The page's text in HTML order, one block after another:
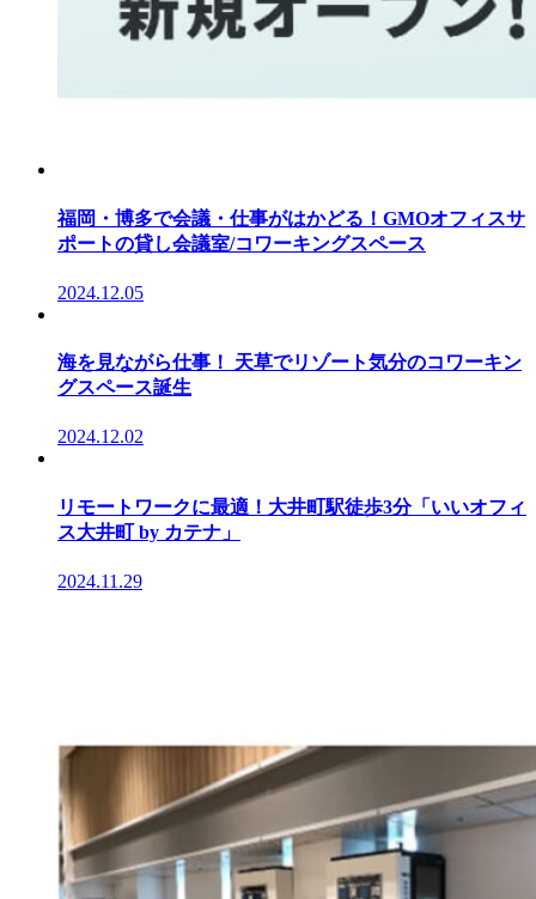
福岡・博多で会議・仕事がはかどる！GMOオフィスサ
ポートの貸し会議室/コワーキングスペース
2024.12.05
海を見ながら仕事！ 天草でリゾート気分のコワーキン
グスペース誕生
2024.12.02
リモートワークに最適！大井町駅徒歩3分「いいオフィ
ス大井町 by カテナ」
2024.11.29